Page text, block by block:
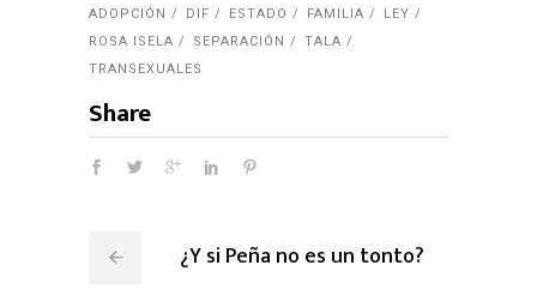
ADOPCIÓN DIF ESTADO FAMILIA
LEY
ROSA ISELA
SEPARACIÓN
TALA
TRANSEXUALES
Share
¿Y si Peña no es un tonto?